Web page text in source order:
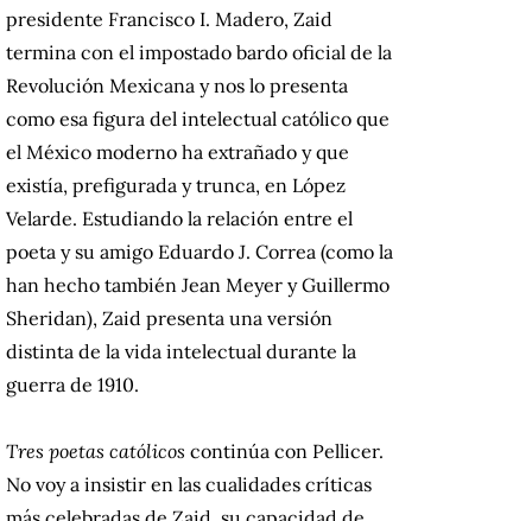
presidente Francisco I. Madero, Zaid
termina con el impostado bardo oficial de la
Revolución Mexicana y nos lo presenta
como esa figura del intelectual católico que
el México moderno ha extrañado y que
existía, prefigurada y trunca, en López
Velarde. Estudiando la relación entre el
poeta y su amigo Eduardo J. Correa (como la
han hecho también Jean Meyer y Guillermo
Sheridan), Zaid presenta una versión
distinta de la vida intelectual durante la
guerra de 1910.
Tres poetas católicos continúa con Pellicer.
No voy a insistir en las cualidades críticas